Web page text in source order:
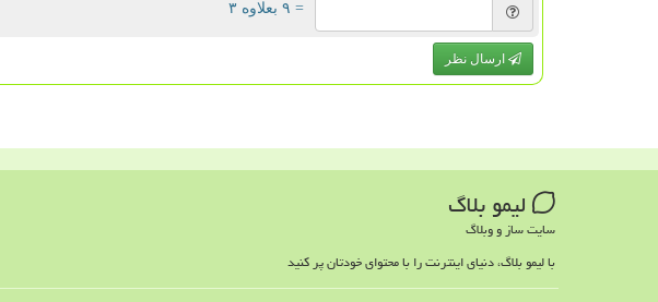
= ۹ بعلاوه ۳
ارسال نظر
لیمو بلاگ
سایت ساز و وبلاگ
با لیمو بلاگ، دنیای اینترنت را با محتوای خودتان پر کنید